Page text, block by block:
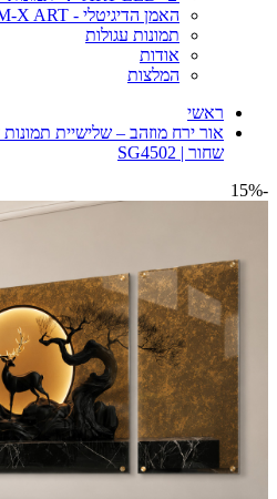
האמן הדיגיטלי - M-X ART 🚀
תמונות עגולות
אודות
המלצות
ראשי
אור ירח מוזהב – שלישיית
שחור | SG4502
-15%